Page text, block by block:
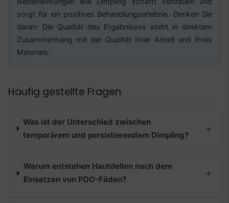
sorgt für ein positives Behandlungserlebnis. Denken Sie
daran: Die Qualität des Ergebnisses steht in direktem
Zusammenhang mit der Qualität Ihrer Arbeit und Ihres
Materials.
Häufig gestellte Fragen
Was ist der Unterschied zwischen
temporärem und persistierendem Dimpling?
Warum entstehen Hautdellen nach dem
Einsetzen von PDO-Fäden?